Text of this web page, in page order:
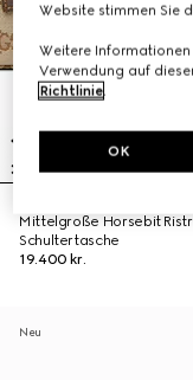
Mittelgroße Horsebit
Schultertasche
19.400 kr.
Neu
Website stimmen Sie
Weitere
Verwendung auf
Richtlinie.
OK